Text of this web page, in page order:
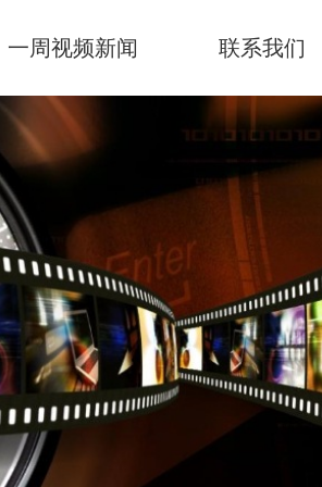
一周视频新闻 联系我们